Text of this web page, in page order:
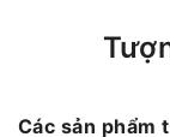
Các sản phẩm